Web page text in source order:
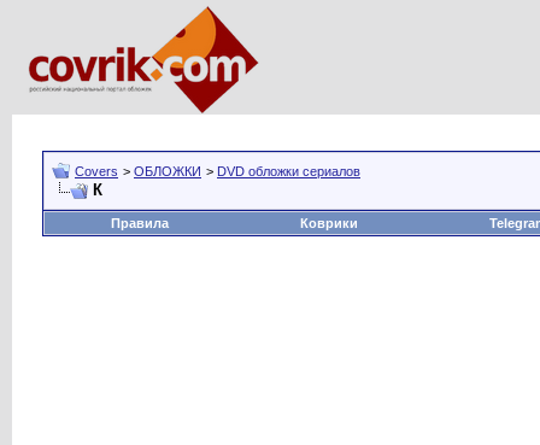
Covers > ОБЛОЖКИ > DVD обложки сериалов
К
Правила Коврики